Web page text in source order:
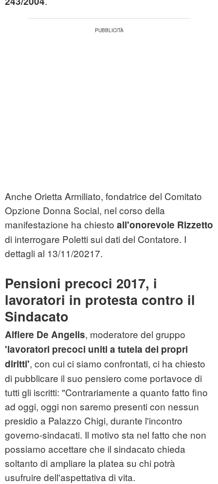
Anche Orietta Armiliato, fondatrice del Comitato
Opzione Donna Social, nel corso della
manifestazione ha chiesto all'onorevole Rizzetto
di interrogare Poletti sui dati del Contatore. I
dettagli al 13/11/20217.
Pensioni precoci 2017, i
lavoratori in protesta contro il
Sindacato
Alfiere De Angelis, moderatore del gruppo
'lavoratori precoci uniti a tutela dei propri
diritti', con cui ci siamo confrontati, ci ha chiesto
di pubblicare il suo pensiero come portavoce di
tutti gli iscritti: "Contrariamente a quanto fatto fino
ad oggi, oggi non saremo presenti con nessun
presidio a Palazzo Chigi, durante l'incontro
governo-sindacati. Il motivo sta nel fatto che non
possiamo accettare che il sindacato chieda
soltanto di ampliare la platea su chi potrà
usufruire dell'aspettativa di vita.